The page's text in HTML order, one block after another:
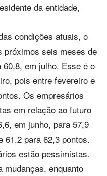
da entidade,
condições atuais, o
próximos seis meses de
em julho. Esse é o
pois entre fevereiro e
Os empresários
em relação ao futuro
em junho, para 57,9
61,2 para 62,3 pontos.
estão pessimistas.
mudanças, enquanto